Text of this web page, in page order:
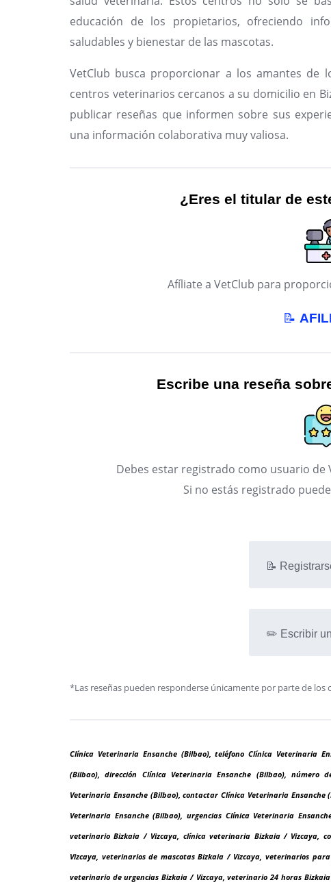
educación de los propietarios, ofreciendo
saludables y bienestar de las mascotas.
VetClub busca proporcionar a los amantes de
centros veterinarios cercanos a su domicilio en
publicar reseñas que informen sobre sus
una información colaborativa muy valiosa.
¿Eres el titular de
Afíliate a VetClub para
📝
Escribe una reseña
Debes estar registrado como usuario
Si no estás registrado
📝
✏️ Escribir
*Las reseñas pueden responderse únicamente por parte de los
Clínica Veterinaria Ensanche (Bilbao), teléfono Clínica Veterinaria
(Bilbao), dirección Clínica Veterinaria Ensanche (Bilbao), número
Veterinaria Ensanche (Bilbao), contactar Clínica Veterinaria
Veterinaria Ensanche (Bilbao), urgencias Clínica Veterinaria
veterinario Bizkaia / Vizcaya, clínica veterinaria Bizkaia / Vizcaya,
Vizcaya, veterinarios de mascotas Bizkaia / Vizcaya, veterinarios
veterinario de urgencias Bizkaia / Vizcaya, veterinario 24 horas